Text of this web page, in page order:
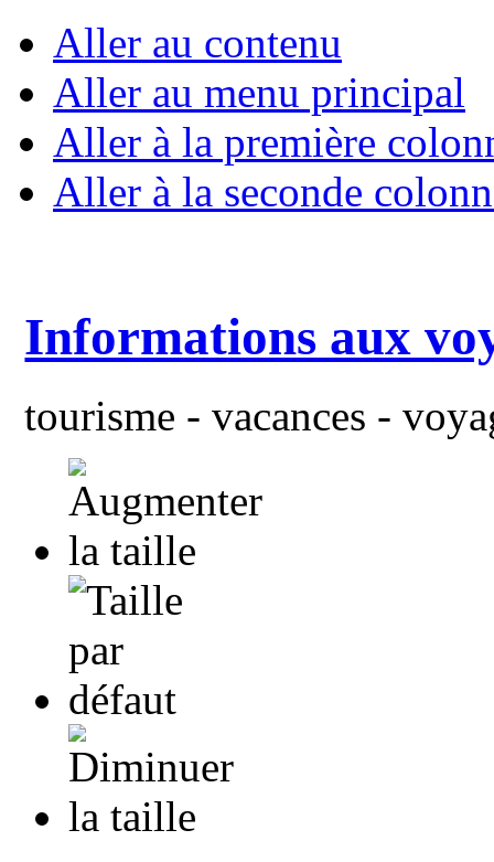
Aller au contenu
Aller au menu principal
Aller à la première
Aller à la seconde
Informations aux
tourisme - vacances -